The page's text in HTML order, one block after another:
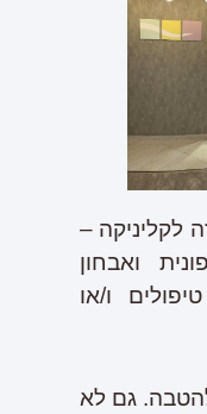
לקליניקה –
ואבחון
ו/או
גם לא